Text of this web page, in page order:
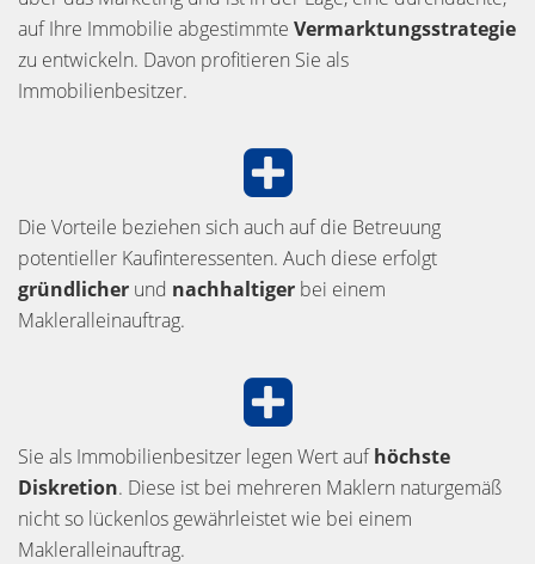
auf Ihre Immobilie abgestimmte Vermarktungsstrategie
zu entwickeln. Davon profitieren Sie als
Immobilienbesitzer.
Die Vorteile beziehen sich auch auf die Betreuung
potentieller Kaufinteressenten. Auch diese erfolgt
gründlicher und nachhaltiger bei einem
Makleralleinauftrag.
Sie als Immobilienbesitzer legen Wert aufhöchste
Diskretion. Diese ist bei mehreren Maklern naturgemäß
nicht so lückenlos gewährleistet wie bei einem
Makleralleinauftrag.